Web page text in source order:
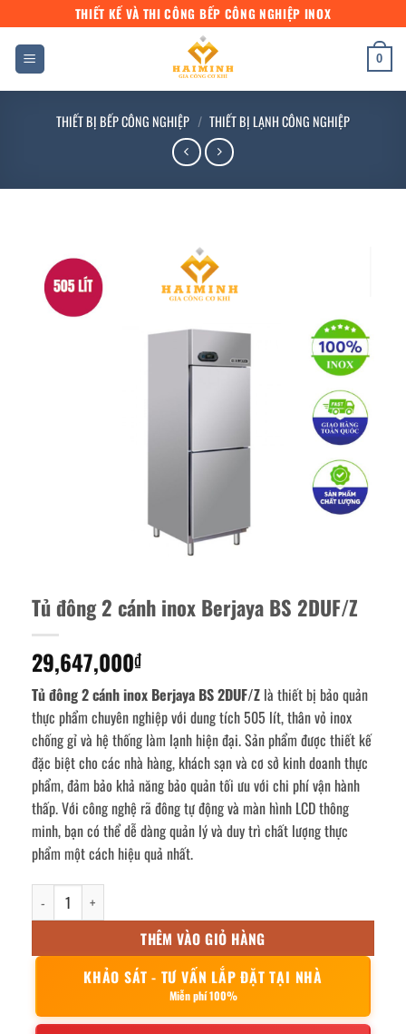
qua
dung
THIẾT KẾ VÀ THI CÔNG BẾP CÔNG NGHIỆP INOX
0
THIẾT BỊ BẾP CÔNG NGHIỆP / THIẾT BỊ LẠNH CÔNG NGHIỆP
Tủ đông 2 cánh inox Berjaya BS 2DUF/Z
29,647,000₫
Tủ đông 2 cánh inox Berjaya BS 2DUF/Z là thiết bị bảo quản
thực phẩm chuyên nghiệp với dung tích 505 lít, thân vỏ inox
chống gỉ và hệ thống làm lạnh hiện đại. Sản phẩm được thiết kế
đặc biệt cho các nhà hàng, khách sạn và cơ sở kinh doanh thực
phẩm, đảm bảo khả năng bảo quản tối ưu với chi phí vận hành
thấp. Với công nghệ rã đông tự động và màn hình LCD thông
minh, bạn có thể dễ dàng quản lý và duy trì chất lượng thực
phẩm một cách hiệu quả nhất.
Tủ đông 2 cánh inox Berjaya BS 2DUF/Z số lượng
THÊM VÀO GIỎ HÀNG
KHẢO SÁT - TƯ VẤN LẮP ĐẶT TẠI NHÀ
Miễn phí 100%